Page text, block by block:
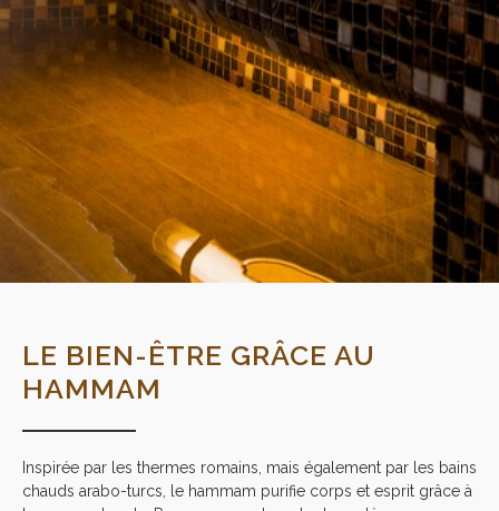
LE BIEN-ÊTRE GRÂCE AU
HAMMAM
Inspirée par les thermes romains, mais également par les bains
chauds arabo-turcs, le hammam purifie corps et esprit grâce à